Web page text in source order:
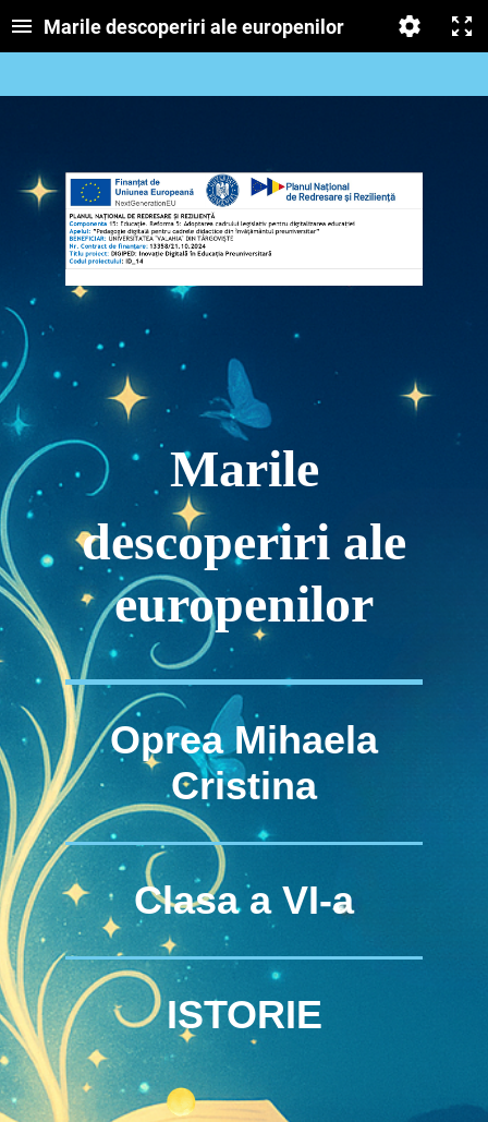
Marile descoperiri ale europenilor
Marile
descoperiri ale
europenilor
Oprea Mihaela
Cristina
Clasa a VI-a
ISTORIE